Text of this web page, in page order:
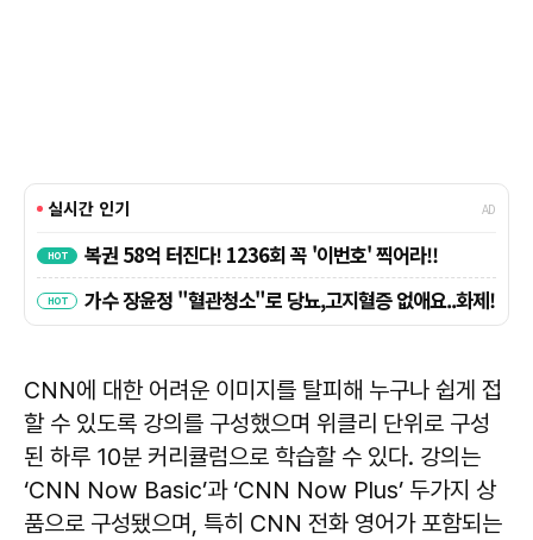
CNN에 대한 어려운 이미지를 탈피해 누구나 쉽게 접
할 수 있도록 강의를 구성했으며 위클리 단위로 구성
된 하루 10분 커리큘럼으로 학습할 수 있다. 강의는
‘CNN Now Basic’과 ‘CNN Now Plus’ 두가지 상
품으로 구성됐으며, 특히 CNN 전화 영어가 포함되는